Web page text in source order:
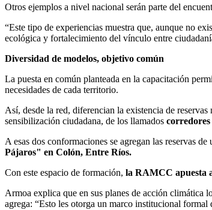
Otros ejemplos a nivel nacional serán parte del
“Este tipo de experiencias muestra que, aunque no
ecológica y fortalecimiento del vínculo entre
Diversidad de modelos, objetivo común
La puesta en común planteada en la capacitación
necesidades de cada territorio.
Así, desde la red, diferencian la existencia de
sensibilización ciudadana, de los llamados
A esas dos conformaciones se agregan las reservas
Pájaros" en Colón, Entre Ríos.
Con este espacio de formación, la RAMCC apuesta
Armoa explica que en sus planes de acción climática
agrega: “Esto les otorga un marco institucional